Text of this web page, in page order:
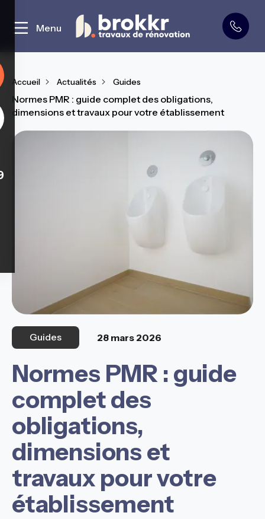
Curage et démolition
Menu
Accueil Actualités Guides
Normes PMR : guide complet des obligations,
dimensions et travaux pour votre établissement
Guides 28 mars 2026
Normes PMR : guide
complet des
obligations,
dimensions et
travaux pour votre
établissement